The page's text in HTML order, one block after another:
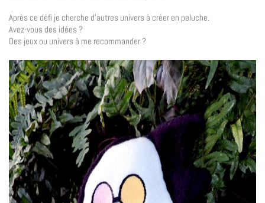
Après ce défi je cherche d’autres univers à créer en peluche.
Avez-vous des idées ?
Des jeux ou univers à me recommander ?